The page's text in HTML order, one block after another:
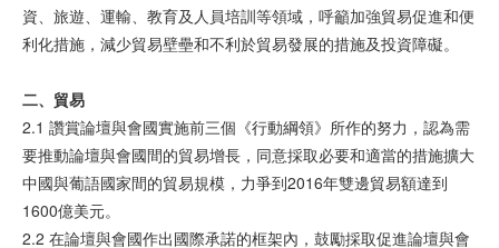
資、旅遊、運輸、教育及人員培訓等領域，呼籲加強貿易促進和便
利化措施，減少貿易壁壘和不利於貿易發展的措施及投資障礙。
二、 貿易
2.1 讚賞論壇與會國實施前三個《行動綱領》所作的努力，認為需
要推動論壇與會國間的貿易增長，同意採取必要和適當的措施擴大
中國與葡語國家間的貿易規模，力爭到2016年雙邊貿易額達到
1600億美元。
2.2 在論壇與會國作出國際承諾的框架內，鼓勵採取促進論壇與會